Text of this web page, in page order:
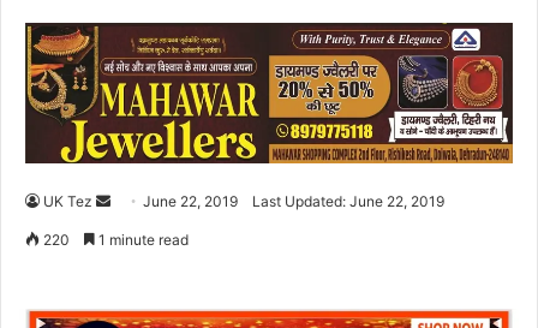
UK Tez
a
June 22, 2019 Last Updated: June 22, 2019
220 1 minute read